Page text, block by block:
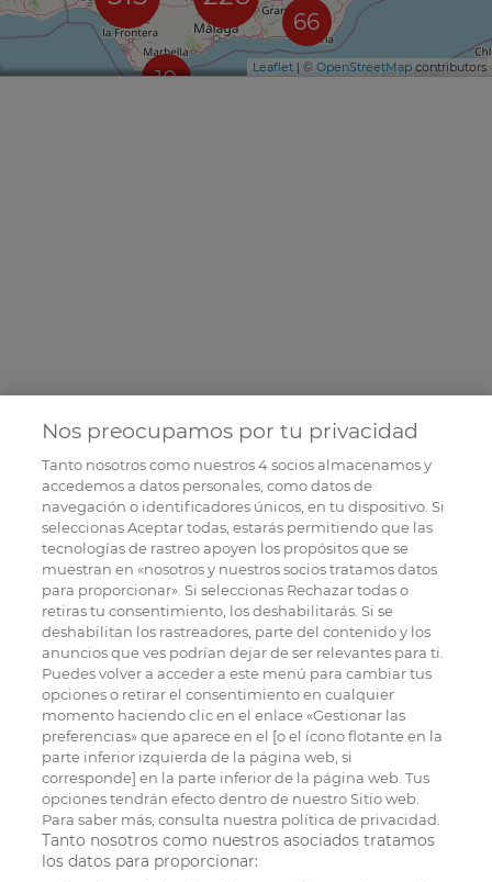
10
66
Leaflet | © OpenStreetMap contributors
Nos preocupamos por tu privacidad
Tanto nosotros como nuestros4socios almacenamos y
accedemos a datos personales, como datos de
navegación o identificadores únicos, en tu dispositivo. Si
seleccionas Aceptar todas, estarás permitiendo que las
tecnologías de rastreo apoyen los propósitos que se
muestran en «nosotros y nuestros socios tratamos datos
para proporcionar». Si seleccionas Rechazar todas o
retiras tu consentimiento, los deshabilitarás. Si se
deshabilitan los rastreadores, parte del contenido y los
anuncios que ves podrían dejar de ser relevantes para ti.
Puedes volver a acceder a este menú para cambiar tus
opciones o retirar el consentimiento en cualquier
momento haciendo clic en el enlace «Gestionar las
preferencias» que aparece en el [o el ícono flotante en la
parte inferior izquierda de la página web, si
corresponde] en la parte inferior de la página web. Tus
opciones tendrán efecto dentro de nuestro Sitio web.
Para saber más, consulta nuestra política de privacidad.
Tanto nosotros como nuestros asociados tratamos
los datos para proporcionar: